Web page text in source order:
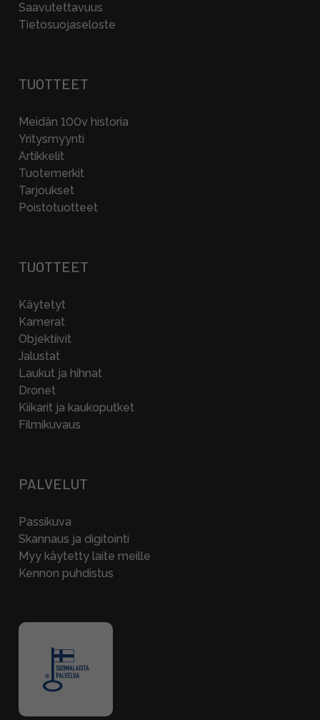
Saavutettavuus
Tietosuojaseloste
TUOTTEET
Meidän 100v historia
Yritysmyynti
Artikkelit
Tuotemerkit
Tarjoukset
Poistotuotteet
TUOTTEET
Käytetyt
Kamerat
Objektiivit
Jalustat
Laukut ja hihnat
Dronet
Kiikarit ja kaukoputket
Filmikuvaus
PALVELUT
Passikuva
Skannaus ja digitointi
Myy käytetty laite meille
Kennon puhdistus